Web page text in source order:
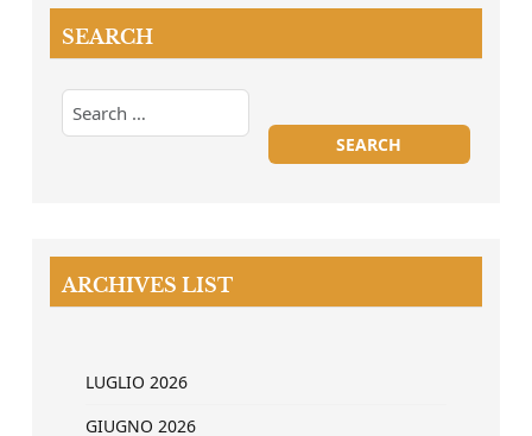
SEARCH
ARCHIVES LIST
LUGLIO 2026
GIUGNO 2026